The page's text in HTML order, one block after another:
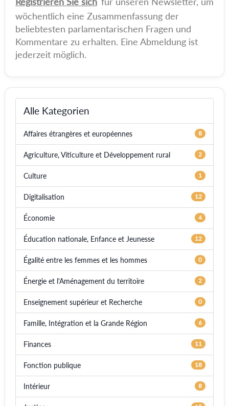
wöchentlich eine Zusammenfassung der
beliebtesten parlamentarischen Fragen und
Kommentare zu erhalten. Eine Abmeldung ist
jederzeit möglich.
Alle Kategorien
Affaires étrangères et européennes 8
Agriculture, Viticulture et Développement rural 2
Culture 1
Digitalisation 12
Économie 4
Éducation nationale, Enfance et Jeunesse 12
Égalité entre les femmes et les hommes 0
Énergie et l'Aménagement du territoire 2
Enseignement supérieur et Recherche 0
Famille, Intégration et la Grande Région 6
Finances 11
Fonction publique 18
Intérieur 8